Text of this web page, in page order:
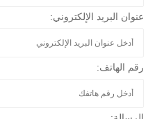
عنوان البريد الإلكتروني:
رقم الهاتف: